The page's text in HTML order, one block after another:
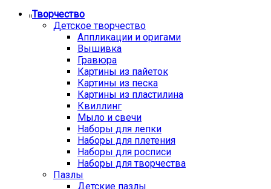
Творчество
Детское творчество
Аппликации и оригами
Вышивка
Гравюра
Картины из пайеток
Картины из песка
Картины из пластилина
Квиллинг
Мыло и свечи
Наборы для лепки
Наборы для плетения
Наборы для росписи
Наборы для творчества
Пазлы
Детские пазлы